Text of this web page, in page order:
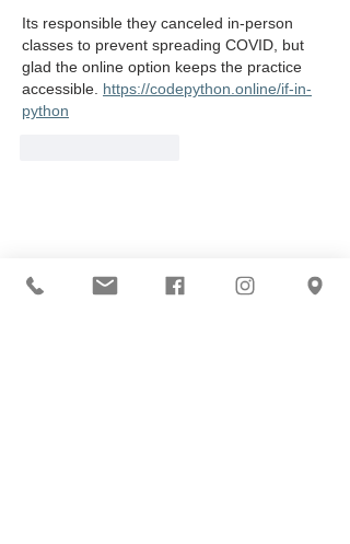
Its responsible they canceled in-person
classes to prevent spreading COVID, but
glad the online option keeps the practice
accessible. https://codepython.online/if-in-
python